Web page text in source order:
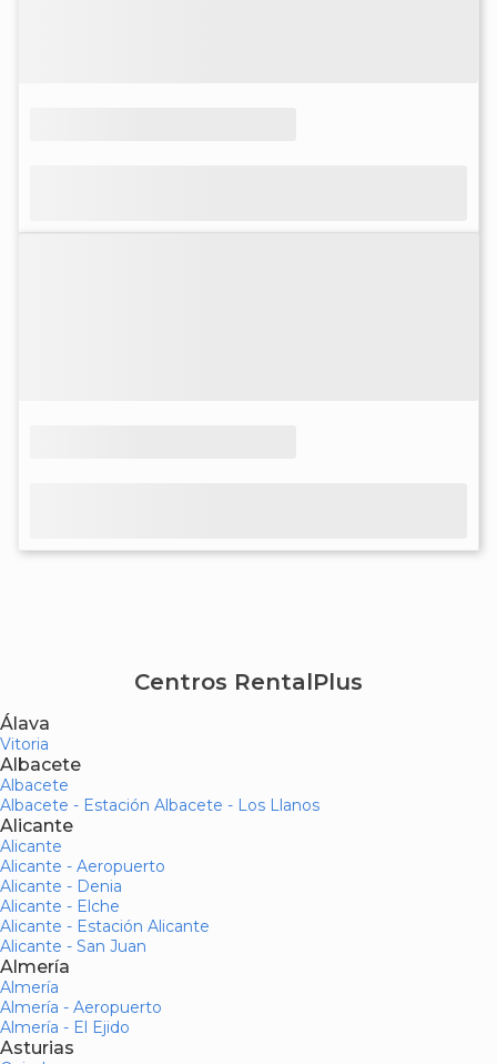
Centros RentalPlus
Álava
Vitoria
Albacete
Albacete
Albacete - Estación Albacete - Los Llanos
Alicante
Alicante
Alicante - Aeropuerto
Alicante - Denia
Alicante - Elche
Alicante - Estación Alicante
Alicante - San Juan
Almería
Almería
Almería - Aeropuerto
Almería - El Ejido
Asturias